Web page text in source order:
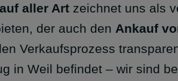
aller Art zeichnet uns als
der auch den Ankauf
Verkaufsprozess
in Weil befindet – wir sind